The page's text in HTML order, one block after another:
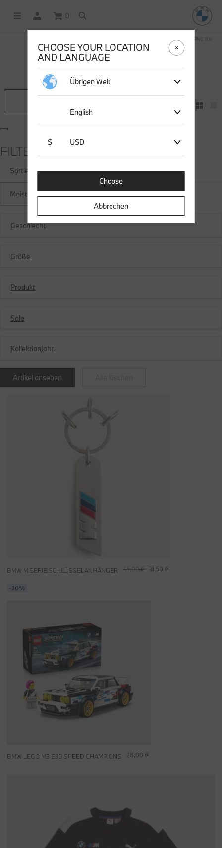
0
OFFICIAL BMW LIFESTYLE SHOP OPERATED BY STICHD SPORTMERCHANDISING B.V.
176 ERGEBNISSE FÜR''
FILTER
Sortieren nach
Meist gekauft
Geschlecht
Größe
Produkt
Sale
Kollektionjahr
Artikel ansehen
45,00 € 31,50 €
BMW M SERIE SCHLÜSSELANHÄNGER
-30%
28,00 €
BMW LEGO M3 E30 SPEED CHAMPIONS
CHOOSE YOUR LOCATION
AND LANGUAGE
Übrigen Welt
English
$ USD
Choose
Abbrechen